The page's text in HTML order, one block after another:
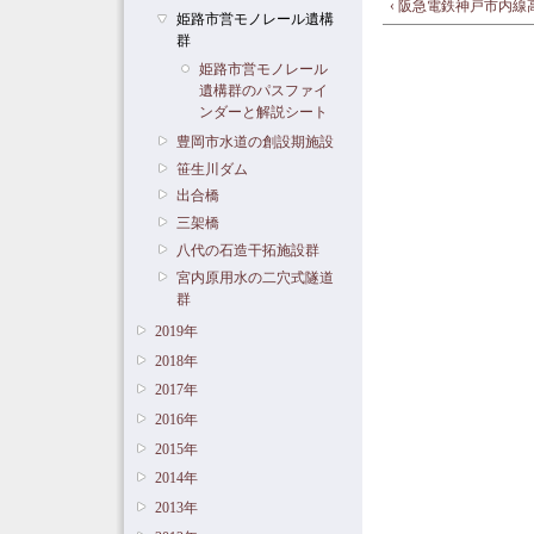
姫路市営モノレール遺構
群
姫路市営モノレール
遺構群のパスファイ
ンダーと解説シート
豊岡市水道の創設期施設
笹生川ダム
出合橋
三架橋
八代の石造干拓施設群
宮内原用水の二穴式隧道
群
2019年
2018年
2017年
2016年
2015年
2014年
2013年
‹ 阪急電鉄神戸市内線